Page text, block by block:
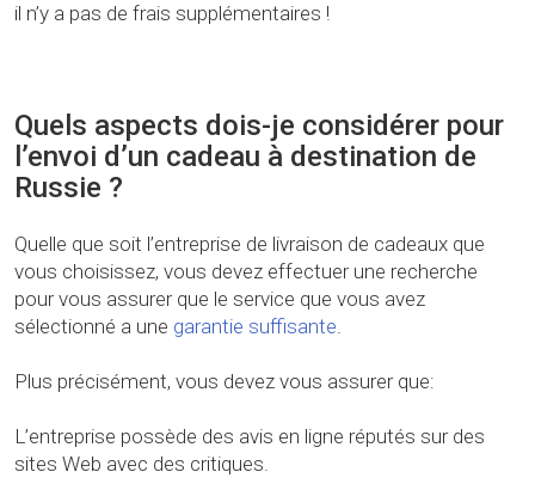
il n’y a pas de frais supplémentaires !
Quels aspects dois-je considérer pour
l’envoi d’un cadeau à destination de
Russie ?
Quelle que soit l’entreprise de livraison de cadeaux que
vous choisissez, vous devez effectuer une recherche
pour vous assurer que le service que vous avez
sélectionné a une garantie suffisante.
Plus précisément, vous devez vous assurer que:
L’entreprise possède des avis en ligne réputés sur des
sites Web avec des critiques.